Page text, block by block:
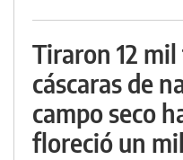
Tiraron 12
cáscaras de
campo seco
floreció un